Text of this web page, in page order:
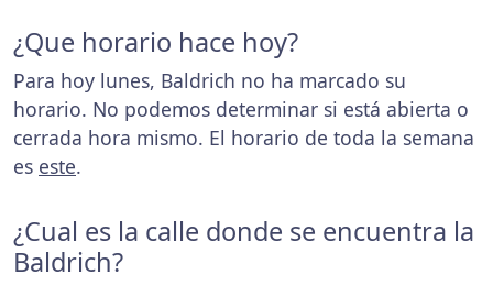
¿Que horario hace hoy?
Para hoy lunes, Baldrich no ha marcado su
horario. No podemos determinar si está abierta o
cerrada hora mismo. El horario de toda la semana
es este.
¿Cual es la calle donde se encuentra la
Baldrich?